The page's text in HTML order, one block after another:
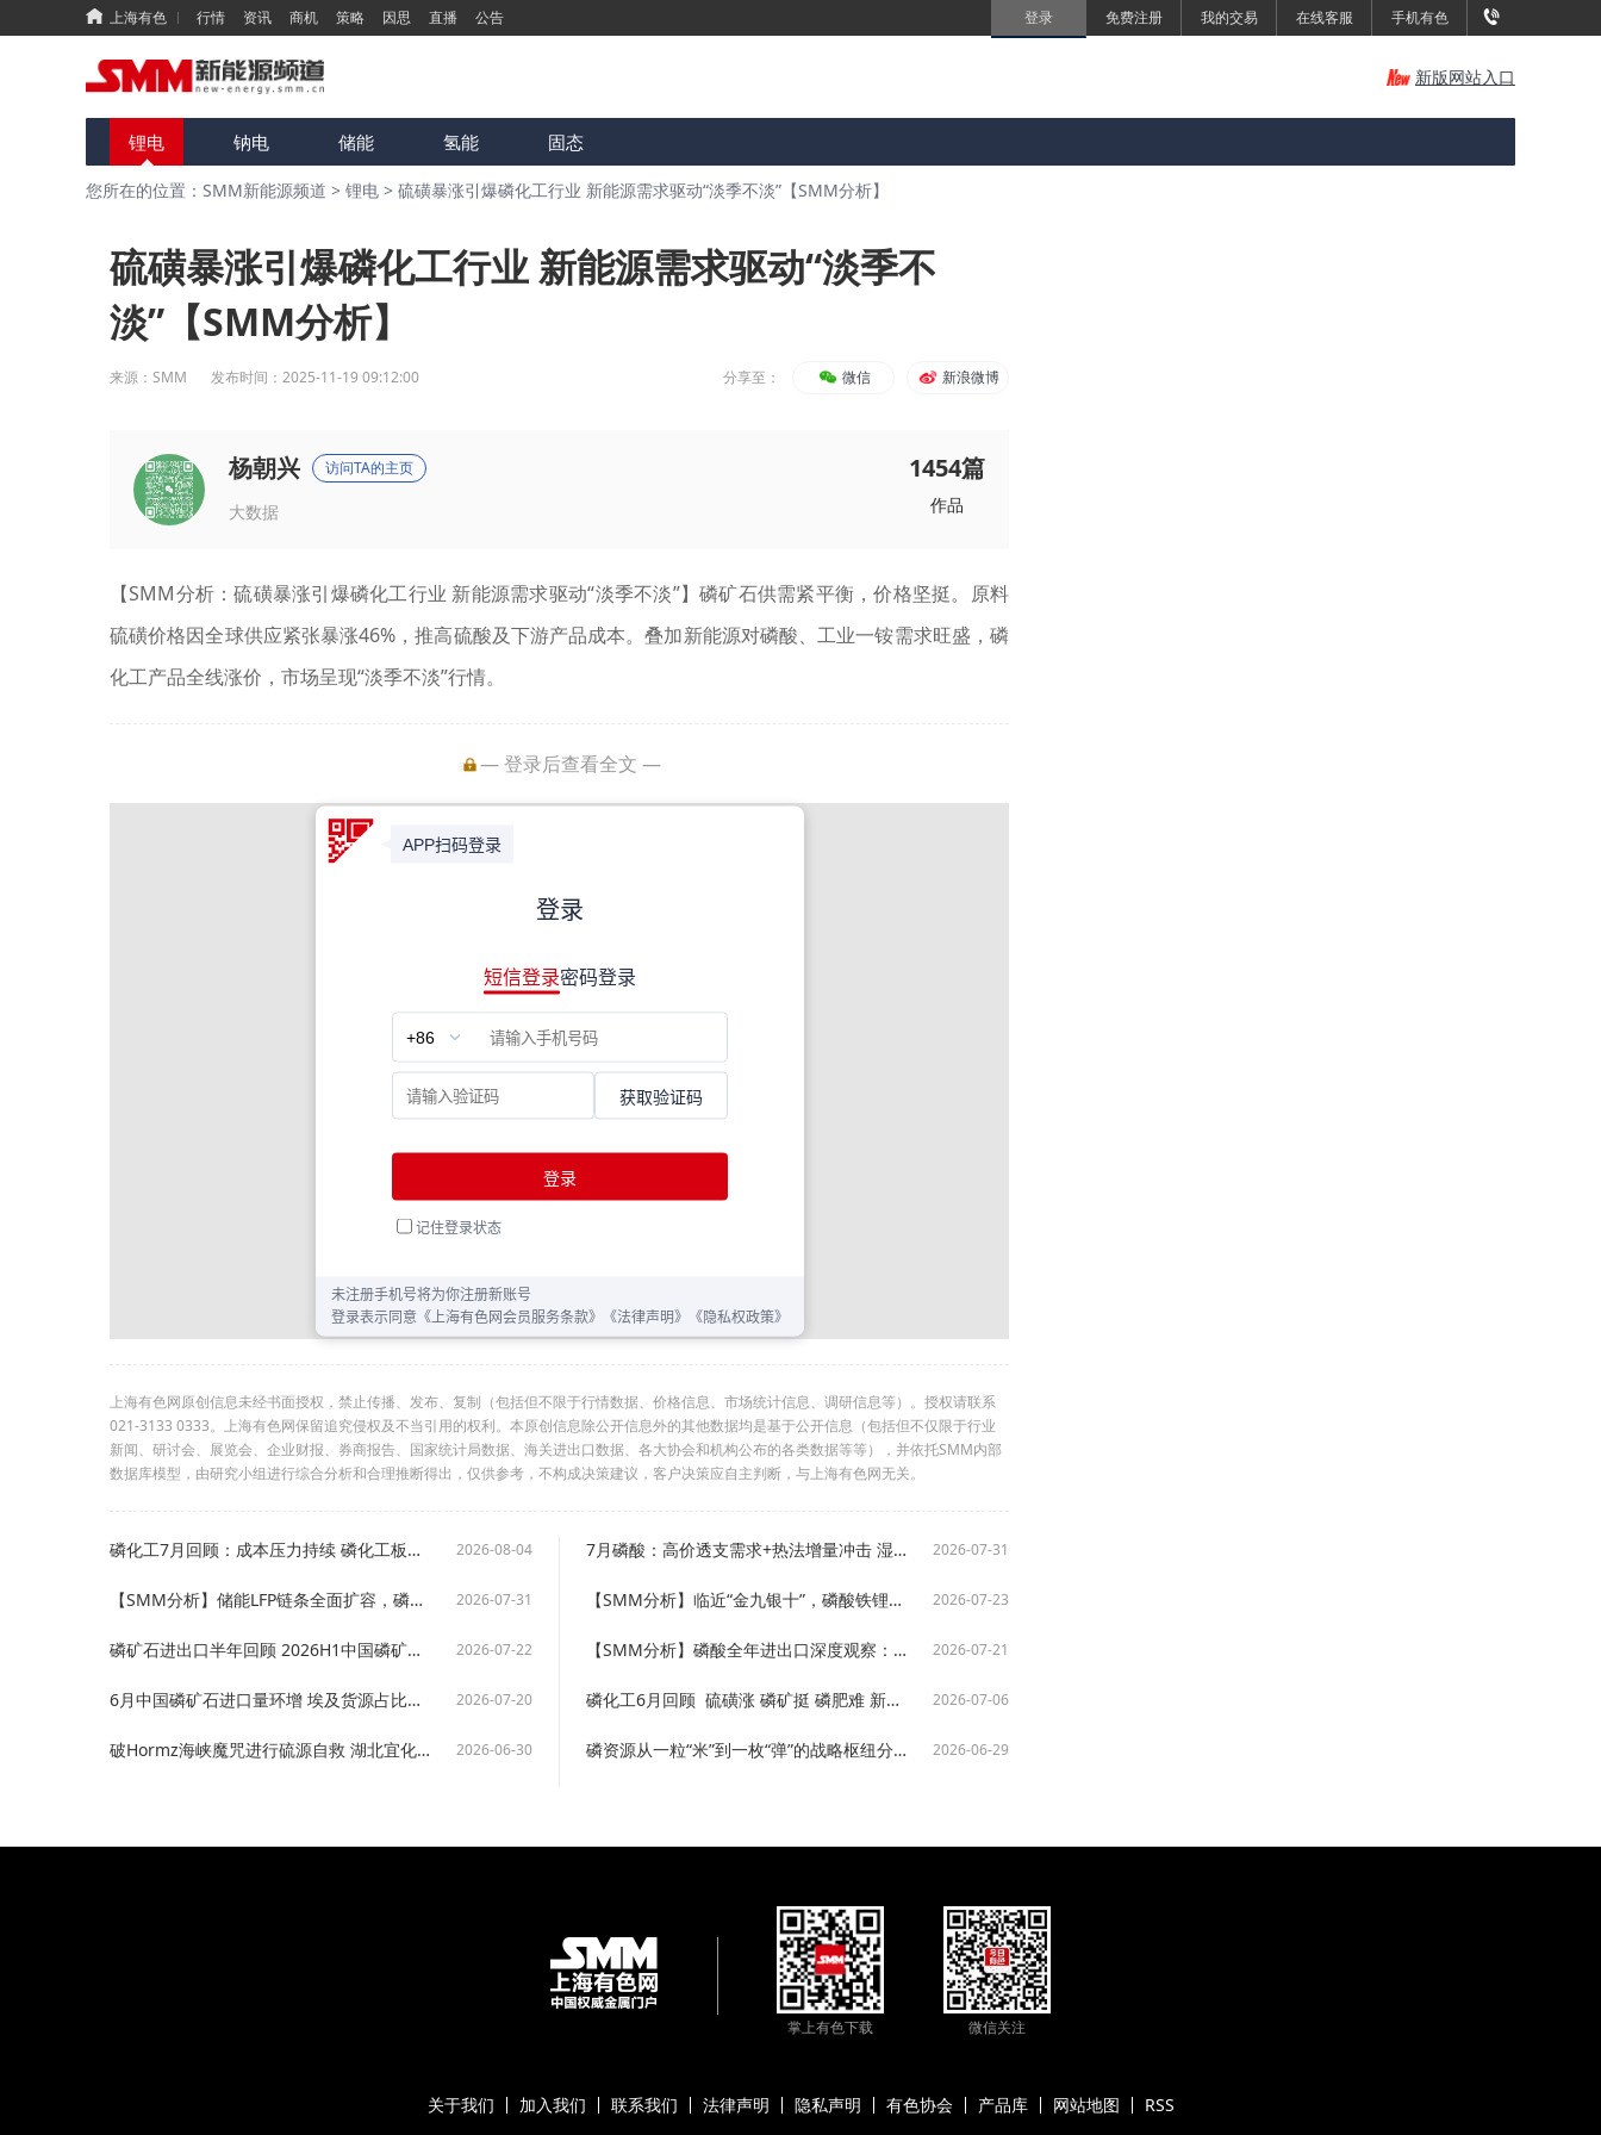
上海有色 行情 资讯 商机 策略 因思 直播 公告 登录 免费注册 我的交易 在线客服 手机有色
新版网站入口
锂电 钠电 储能 氢能 固态
您所在的位置：SMM新能源频道 > 锂电 > 硫磺暴涨引爆磷化工行业 新能源需求驱动“淡季不淡”【SMM分析】
硫磺暴涨引爆磷化工行业 新能源需求驱动“淡季不
淡”【SMM分析】
来源： SMM 发布时间： 2025-11-19 09:12:00 分享至： 微信 新浪微博
杨朝兴 访问TA的主页
大数据
1454篇
作品
【SMM分析：硫磺暴涨引爆磷化工行业 新能源需求驱动“淡季不淡”】磷矿石供需紧平衡，价格坚挺。原料
硫磺价格因全球供应紧张暴涨46%，推高硫酸及下游产品成本。叠加新能源对磷酸、工业一铵需求旺盛，磷
化工产品全线涨价，市场呈现“淡季不淡”行情。
— 登录后查看全文 —
上海有色网原创信息未经书面授权，禁止传播、发布、复制（包括但不限于行情数据、价格信息、市场统计信息、调研信息等）。授权请联系
021-3133 0333。上海有色网保留追究侵权及不当引用的权利。本原创信息除公开信息外的其他数据均是基于公开信息（包括但不仅限于行业
新闻、研讨会、展览会、企业财报、券商报告、国家统计局数据、海关进出口数据、各大协会和机构公布的各类数据等等），并依托SMM内部
数据库模型，由研究小组进行综合分析和合理推断得出，仅供参考，不构成决策建议，客户决策应自主判断，与上海有色网无关。
磷化工7月回顾：成本压力持续 磷化工板块K型分化加剧【SMM分析】 2026-08-04 7月磷酸：高价透支需求+热法增量冲击 湿法涨库与开工收缩【SMM分析】 2026-07-31
【SMM分析】储能LFP链条全面扩容，磷资源紧平衡格局持续加剧 2026-07-31 【SMM分析】临近“金九银十”，磷酸铁锂材料近况如何 2026-07-23
磷矿石进出口半年回顾 2026H1中国磷矿石进口升至百万吨出口放量3倍【SMM分析】 2026-07-22 【SMM分析】磷酸全年进出口深度观察：政策与周期双驱动 贸易结构重塑行业新格局 2026-07-21
6月中国磷矿石进口量环增 埃及货源占比骤降约旦摩洛哥等替代货源放量【SMM分析】 2026-07-20 磷化工6月回顾 硫磺涨 磷矿挺 磷肥难 新材料扩【SMM分析】 2026-07-06
破Hormz海峡魔咒进行硫源自救 湖北宜化百万吨磷石膏制硫酸项目签约【SMM分析】 2026-06-30 磷资源从一粒“米”到一枚“弹”的战略枢纽分析【SMM分析】 2026-06-29
掌上有色下载 微信关注
关于我们 加入我们 联系我们 法律声明 隐私声明 有色协会 产品库 网站地图 RSS